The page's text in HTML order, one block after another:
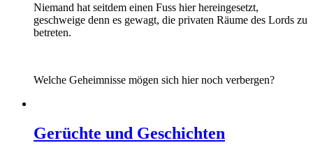
Niemand hat seitdem einen Fuss hier hereingesetzt,
geschweige denn es gewagt, die privaten Räume des Lords zu
betreten.
Welche Geheimnisse mögen sich hier noch verbergen?
Gerüchte und Geschichten